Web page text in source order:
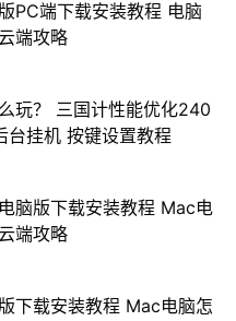
PC端下载安装教程 电脑
端攻略
玩？ 三国计性能优化240
台挂机 按键设置教程
脑版下载安装教程 Mac电
端攻略
下载安装教程 Mac电脑怎